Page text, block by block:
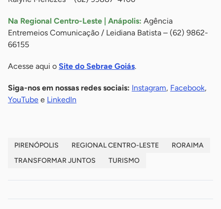
Na Regional Centro-Leste | Anápolis: Agência
Entremeios Comunicação / Leidiana Batista – (62) 9862-
66155
Acesse aqui o Site do Sebrae Goiás.
Siga-nos em nossas redes sociais: Instagram, Facebook,
YouTube e LinkedIn
PIRENÓPOLIS REGIONAL CENTRO-LESTE
RORAIMA
TRANSFORMAR JUNTOS
TURISMO